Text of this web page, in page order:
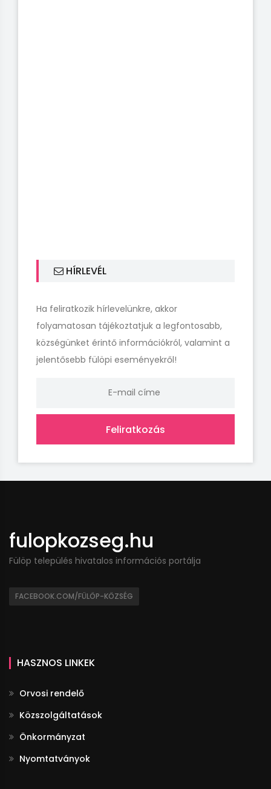
HÍRLEVÉL
Ha feliratkozik hírlevelünkre, akkor
folyamatosan tájékoztatjuk a legfontosabb,
községünket érintő információkról, valamint a
jelentősebb fülöpi eseményekről!
Feliratkozás
fulopkozseg.hu
Fülöp település hivatalos információs portálja
FACEBOOK.COM/FÜLÖP-KÖZSÉG
HASZNOS LINKEK
Orvosi rendelő
Közszolgáltatások
Önkormányzat
Nyomtatványok